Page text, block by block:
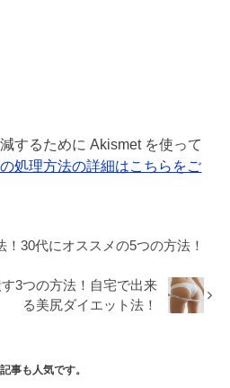
するために Akismet を使って
処理方法の詳細はこちらをご
！30代にオススメの5つの方法！
3つの方法！自宅で出来
る美尻ダイエット法！
事も人気です。